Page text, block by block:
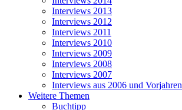
Interviews 2013
Interviews 2012
Interviews 2011
Interviews 2010
Interviews 2009
Interviews 2008
Interviews 2007
Interviews aus 2006 und Vorjahren
Weitere Themen
Buchtipp